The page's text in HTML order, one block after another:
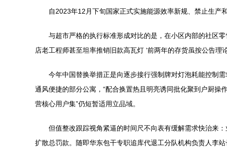
自2023年12月下旬国家正式实施能源效率新规、禁止生产
与超市严格的执行标准形成对比的是，在小区内部的社区
店老工程师甚至坦率推销旧款高瓦灯 ‘前两年的存货虽按公告理
今年中国替换举措正是向逐步接行强制牌对灯泡耗能控制
通风便捷的部分公寓，“配合换置热且明亮诱同批化聚到户厨
营核心用户集”仍短暂适用立品域。
但值整改跟踪视角紧逼的时间尺不向表有缓解需求快治来
扩散总罚款。随即华东包干专职追库代退工分队机构负责人李